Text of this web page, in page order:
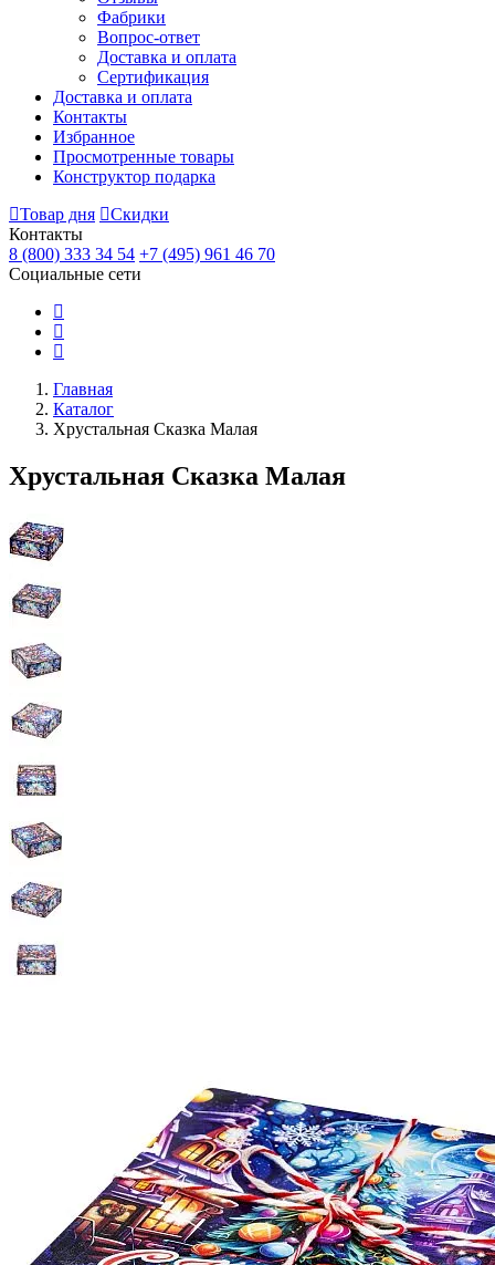
Фабрики
Вопрос-ответ
Доставка и оплата
Сертификация
Доставка и оплата
Контакты
Избранное
Просмотренные товары
Конструктор подарка
Товар дня
Скидки
Контакты
8 (800) 333 34 54 +7 (495) 961 46 70
Социальные сети
Главная
Каталог
Хрустальная Сказка Малая
Хрустальная Сказка Малая